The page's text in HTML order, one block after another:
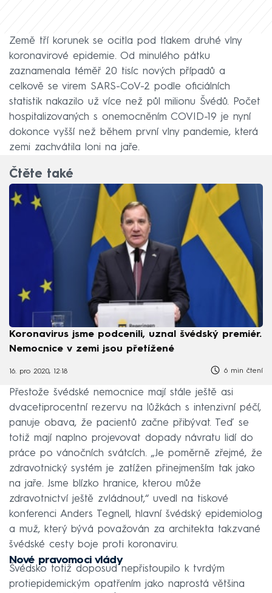
Země tří korunek se ocitla pod tlakem druhé vlny
koronavirové epidemie. Od minulého pátku
zaznamenala téměř 20 tisíc nových případů a
celkově se virem SARS-CoV-2 podle oficiálních
statistik nakazilo už více než půl milionu Švédů. Počet
hospitalizovaných s onemocněním COVID-19 je nyní
dokonce vyšší než během první vlny pandemie, která
zemi zachvátila loni na jaře.
Čtěte také
Koronavirus jsme podcenili, uznal švédský premiér.
Nemocnice v zemi jsou přetížené
16. pro 2020, 12:18 6 min čtení
Přestože švédské nemocnice mají stále ještě asi
dvacetiprocentní rezervu na lůžkách s intenzivní péčí,
panuje obava, že pacientů začne přibývat. Teď se
totiž mají naplno projevovat dopady návratu lidí do
práce po vánočních svátcích. „Je poměrně zřejmé, že
zdravotnický systém je zatížen přinejmenším tak jako
na jaře. Jsme blízko hranice, kterou může
zdravotnictví ještě zvládnout,“ uvedl na tiskové
konferenci Anders Tegnell, hlavní švédský epidemiolog
a muž, který bývá považován za architekta takzvané
švédské cesty boje proti koronaviru.
Nové pravomoci vlády
Švédsko totiž doposud nepřistoupilo k tvrdým
protiepidemickým opatřením jako naprostá většina